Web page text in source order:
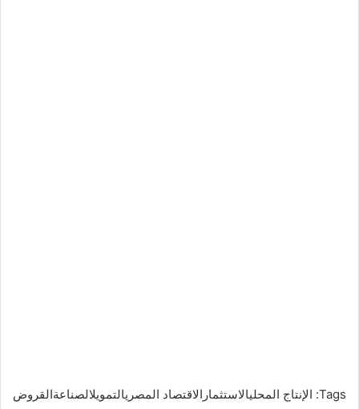
Tags: الإنتاج المحليالاستثمارالاقتصاد المصريالتمويلالصناعةالقروض